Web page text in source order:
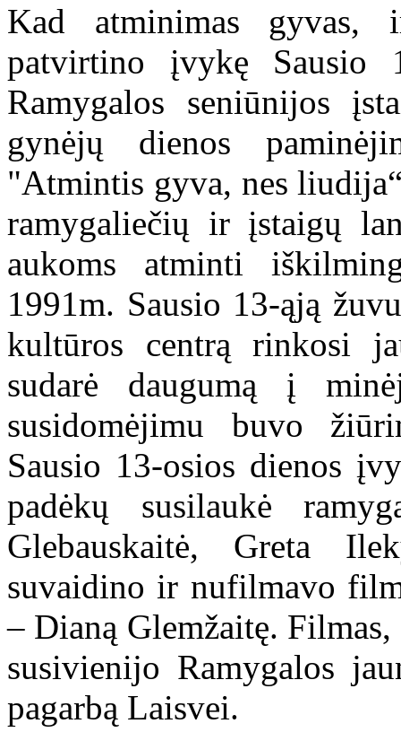
Kad atminimas gyvas,
patvirtino įvykę Sausio
Ramygalos seniūnijos
gynėjų dienos
"Atmintis gyva, nes
ramygaliečių ir įstaigų
aukoms atminti
1991m. Sausio 13-ąją
kultūros centrą rinkosi
sudarė daugumą į
susidomėjimu buvo
Sausio 13-osios dienos
padėkų susilaukė
Glebauskaitė, Greta
suvaidino ir nufilmavo
– Dianą Glemžaitę.
susivienijo Ramygalos
pagarbą Laisvei.